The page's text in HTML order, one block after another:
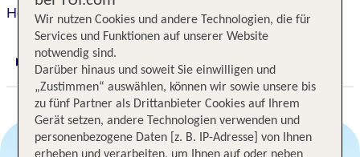
Hotel Kraft
Digitaler und telefonischer 24/7 TUI Service
Wir nutzen Cookies und andere Technologien, die für
Services und Funktionen auf unserer Website
notwendig sind.
Darüber hinaus und soweit Sie einwilligen und
„Zustimmen“ auswählen, können wir sowie unsere bis
zu fünf Partner als Drittanbieter Cookies auf Ihrem
Gerät setzen, andere Technologien verwenden und
personenbezogene Daten [z. B. IP-Adresse] von Ihnen
erheben und verarbeiten, um Ihnen auf oder neben